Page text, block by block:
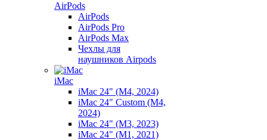
AirPods
AirPods
AirPods Pro
AirPods Max
Чехлы для
наушников Airpods
iMac
iMac 24" (M4, 2024)
iMac 24" Custom (M4,
2024)
iMac 24" (M3, 2023)
iMac 24" (M1, 2021)